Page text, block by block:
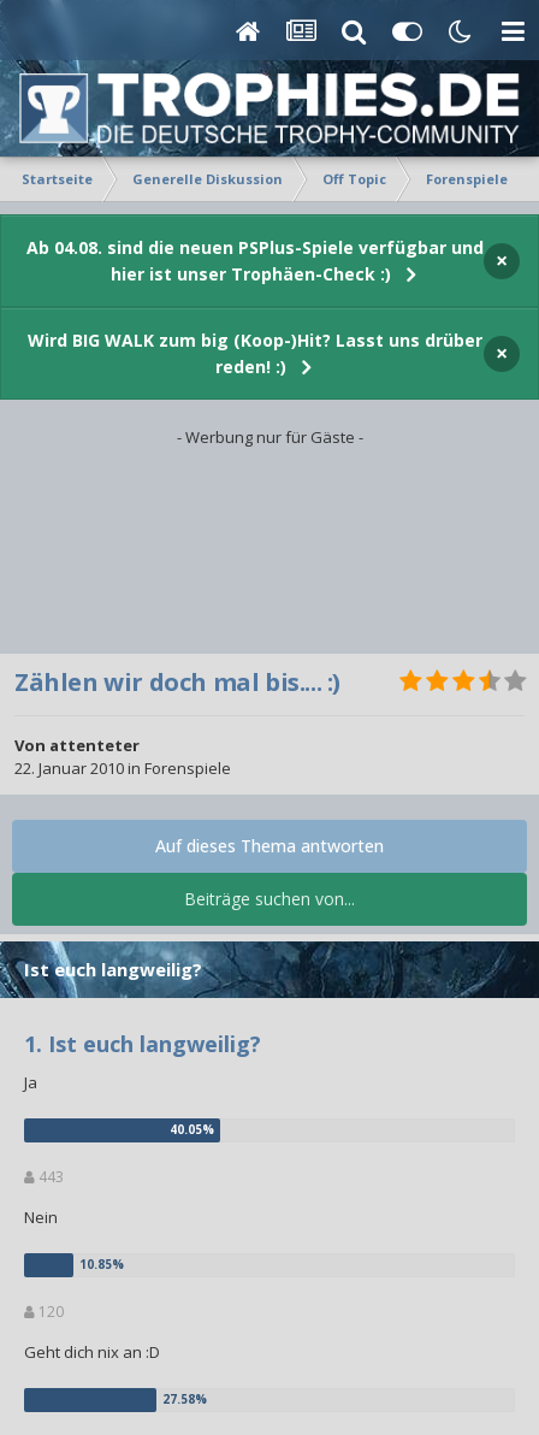
Startseite Generelle Diskussion Off Topic Forenspiele
Ab 04.08. sind die neuen PSPlus-Spiele verfügbar und
hier ist unser Trophäen-Check :)
×
Wird BIG WALK zum big (Koop-)Hit? Lasst uns drüber
reden! :)
×
- Werbung nur für Gäste -
Zählen wir doch mal bis.... :)
Von attenteter
22. Januar 2010in Forenspiele
Beiträge suchen von...
Auf dieses Thema antworten
Ist euch langweilig?
1. Ist euch langweilig?
Ja
443
Nein
120
Geht dich nix an :D